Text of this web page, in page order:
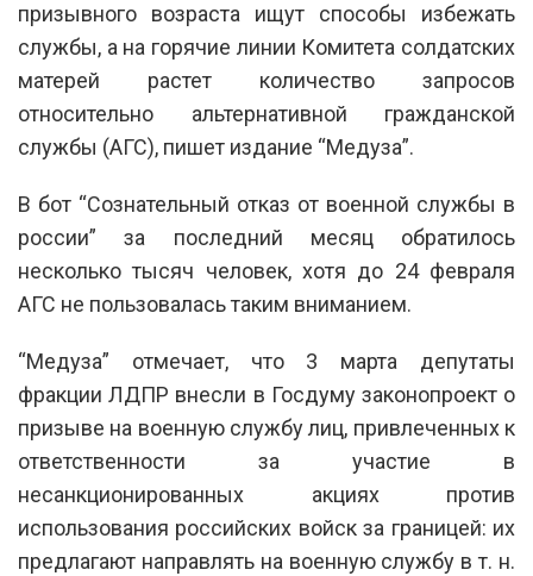
призывного возраста ищут способы избежать
службы, а на горячие линии Комитета солдатских
матерей растет количество запросов
относительно альтернативной гражданской
службы (АГС), пишет издание “Медуза”.
В бот “Сознательный отказ от военной службы в
россии” за последний месяц обратилось
несколько тысяч человек, хотя до 24 февраля
АГС не пользовалась таким вниманием.
“Медуза” отмечает, что 3 марта депутаты
фракции ЛДПР внесли в Госдуму законопроект о
призыве на военную службу лиц, привлеченных к
ответственности за участие в
несанкционированных акциях против
использования российских войск за границей: их
предлагают направлять на военную службу в т. н.